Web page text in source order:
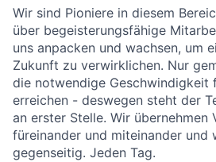
Wir sind Pioniere in diesem
über begeisterungsfähige
uns anpacken und wachsen, um
Zukunft zu verwirklichen. Nur
die notwendige Geschwindigkeit
erreichen - deswegen steht der
an erster Stelle. Wir übernehmen
füreinander und miteinander und
gegenseitig. Jeden Tag.